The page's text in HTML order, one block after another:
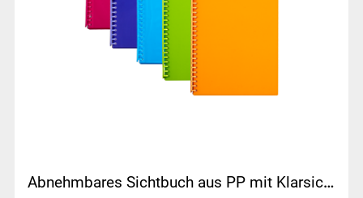
Abnehmbares Sichtbuch aus PP mit Klarsichthüllen | MFO-1047